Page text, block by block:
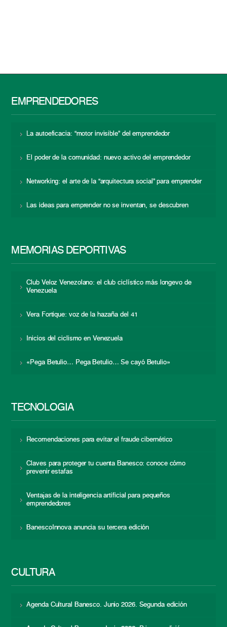
EMPRENDEDORES
La autoeficacia: “motor invisible” del emprendedor
El poder de la comunidad: nuevo activo del emprendedor
Networking: el arte de la “arquitectura social” para emprender
Las ideas para emprender no se inventan, se descubren
MEMORIAS DEPORTIVAS
Club Veloz Venezolano: el club ciclístico más longevo de
Venezuela
Vera Fortique: voz de la hazaña del 41
Inicios del ciclismo en Venezuela
«Pega Betulio… Pega Betulio… Se cayó Betulio»
TECNOLOGÍA
Recomendaciones para evitar el fraude cibernético
Claves para proteger tu cuenta Banesco: conoce cómo
prevenir estafas
Ventajas de la inteligencia artificial para pequeños
emprendedores
BanescoInnova anuncia su tercera edición
CULTURA
Agenda Cultural Banesco. Junio 2026. Segunda edición